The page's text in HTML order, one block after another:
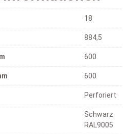
18
884,5
600
600
Perforiert
Schwarz
RAL9005